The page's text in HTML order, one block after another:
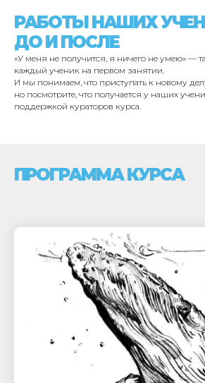
РАБОТЫ НАШИХ
ДО И ПОСЛЕ
«У меня не получится, я ничего не умею» —
каждый ученик на первом занятии.
И мы понимаем, что приступать к новому
но посмотрите, что получается у наших
поддержкой кураторов курса.
ПРОГРАММА КУРСА